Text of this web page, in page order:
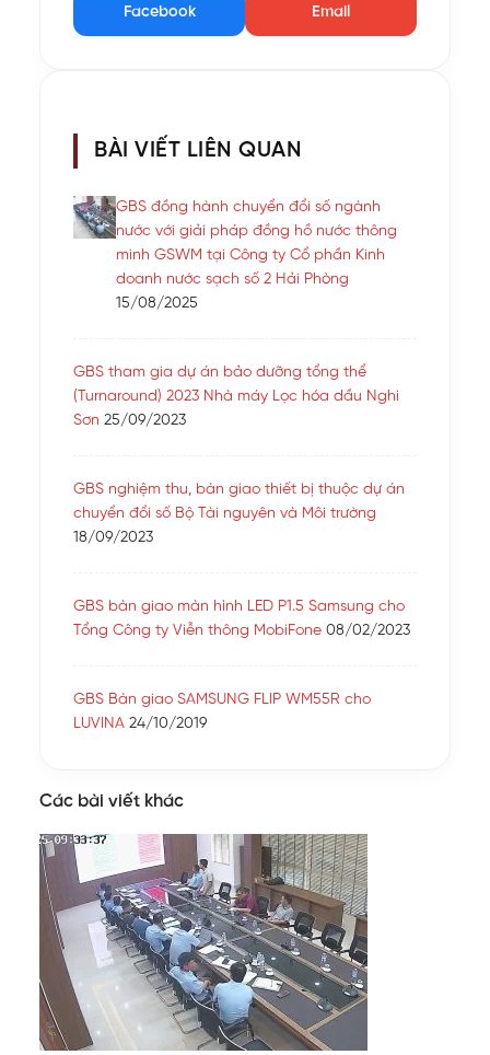
Facebook Email
BÀI VIẾT LIÊN QUAN
GBS đồng hành chuyển đổi số ngành
nước với giải pháp đồng hồ nước thông
minh GSWM tại Công ty Cổ phần Kinh
doanh nước sạch số 2 Hải Phòng
15/08/2025
GBS tham gia dự án bảo dưỡng tổng thể
(Turnaround) 2023 Nhà máy Lọc hóa dầu Nghi
Sơn 25/09/2023
GBS nghiệm thu, bàn giao thiết bị thuộc dự án
chuyển đổi số Bộ Tài nguyên và Môi trường
18/09/2023
GBS bàn giao màn hình LED P1.5 Samsung cho
Tổng Công ty Viễn thông MobiFone 08/02/2023
GBS Bàn giao SAMSUNG FLIP WM55R cho
LUVINA 24/10/2019
Các bài viết khác